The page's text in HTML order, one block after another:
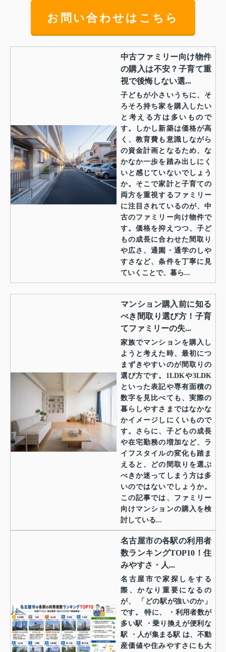
お問い合わせはこちら
中古ファミリー向け物件
の購入は不安？子育て重
視で後悔しない選...
子どもが小さいうちに、そ
ろそろ持ち家を購入したい
と考える方は多いもので
す。しかし新築は価格が高
く、教育費も意識しながら
の資金計画となるため、な
かなか一歩を踏み出しにく
いと感じていないでしょう
か。そこで家計と子育ての
両方を重視するファミリー
に注目されているのが、中
古のファミリー向け物件で
す。価格を抑えつつ、子ど
もの成長に合わせた間取り
や広さ、通園・通学のしや
すさなど、条件を丁寧に見
ていくことで、暮ら...
マンション購入前に知る
べき間取り選び方！子育
てファミリーの失...
家族でマンションを購入し
ようと考えた時、最初につ
まずきやすいのが間取りの
選び方です。1LDKや3LDK
といった表記や専有面積の
数字を見比べても、実際の
暮らしやすさまではなかな
かイメージしにくいもので
す。さらに、子どもの成長
や在宅勤務の増加など、ラ
イフスタイルの変化も踏ま
えると、どの間取りを選ぶ
べきか迷ってしまう方は多
いのではないでしょうか。
この記事では、ファミリー
向けマンションの購入を検
討している...
名古屋市の各駅の利用者
数ランキングTOP10！住
みやすさ・人...
名古屋市で家探しをする
際、かなり重要になるの
が、 「どの駅が強いのか」
です。 特に、 ・利用者数が
多い駅 ・乗り換えが便利な
駅 ・人が集まる駅 は、不動
産価値や住みやすさにも大